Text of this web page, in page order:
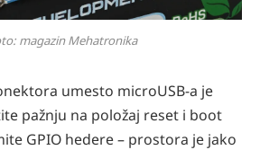
magazin Mehatronika
umesto microUSB-a je
pažnju na položaj reset i boot
GPIO hedere – prostora je jako